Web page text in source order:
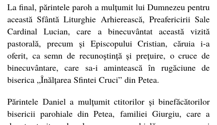
La final, părintele paroh a mulțumit lui Dumnezeu pentru
această Sfântă Liturghie Arhierească, Preafericirii Sale
Cardinal Lucian, care a binecuvântat această vizită
pastorală, precum și Episcopului Cristian, căruia i-a
oferit, ca semn de recunoștință și prețuire, o cruce de
binecuvântare, care sa-i amintească în rugăciune de
biserica „Înălțarea Sfintei Cruci” din Petea.
Părintele Daniel a mulțumit ctitorilor și binefăcătorilor
bisericii parohiale din Petea, familiei Giurgiu, care a